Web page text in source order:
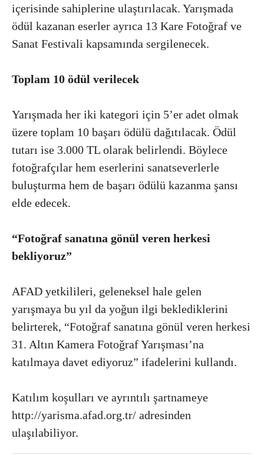
içerisinde sahiplerine ulaştırılacak. Yarışmada
ödül kazanan eserler ayrıca 13 Kare Fotoğraf ve
Sanat Festivali kapsamında sergilenecek.
Toplam 10 ödül verilecek
Yarışmada her iki kategori için 5’er adet olmak
üzere toplam 10 başarı ödülü dağıtılacak. Ödül
tutarı ise 3.000 TL olarak belirlendi. Böylece
fotoğrafçılar hem eserlerini sanatseverlerle
buluşturma hem de başarı ödülü kazanma şansı
elde edecek.
“Fotoğraf sanatına gönül veren herkesi
bekliyoruz”
AFAD yetkilileri, geleneksel hale gelen
yarışmaya bu yıl da yoğun ilgi beklediklerini
belirterek, “Fotoğraf sanatına gönül veren herkesi
31. Altın Kamera Fotoğraf Yarışması’na
katılmaya davet ediyoruz” ifadelerini kullandı.
Katılım koşulları ve ayrıntılı şartnameye
http://yarisma.afad.org.tr/ adresinden
ulaşılabiliyor.